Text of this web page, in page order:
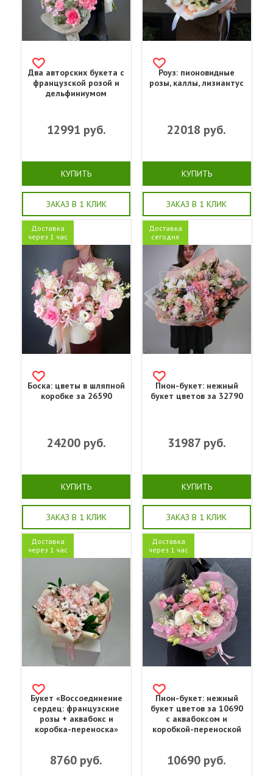
Два авторских букета с
французской розой и
дельфиниумом
12991 руб.
КУПИТЬ
ЗАКАЗ В 1 КЛИК
Роуз: пионовидные
розы, каллы, лизиантус
22018 руб.
КУПИТЬ
ЗАКАЗ В 1 КЛИК
Доставка
через 1 час
Боска: цветы в шляпной
коробке за 26590
24200руб.
КУПИТЬ
ЗАКАЗ В 1 КЛИК
Доставка
сегодня
Пион-букет: нежный
букет цветов за 32790
31987руб.
КУПИТЬ
ЗАКАЗ В 1 КЛИК
Доставка
через 1 час
Букет «Воссоединение
сердец: французские
розы + аквабокс и
коробка-переноска»
8760 руб.
Доставка
через 1 час
Пион-букет: нежный
букет цветов за 10690
с аквабоксом и
коробкой-переноской
10690 руб.